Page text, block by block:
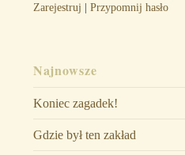
Zarejestruj | Przypomnij hasło
Najnowsze
Koniec zagadek!
Gdzie był ten zakład